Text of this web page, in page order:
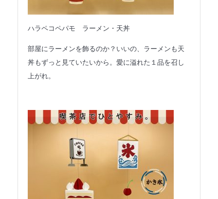
ハラペコペパモ ラーメン・天丼
部屋にラーメンを飾るのか？いいの、ラーメンも天
丼もずっと見ていたいから。愛に溢れた１品を召し
上がれ。